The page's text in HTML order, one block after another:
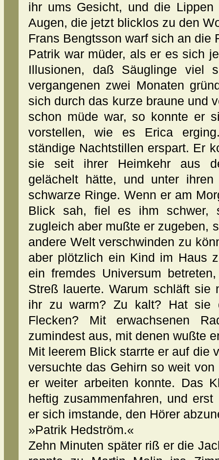
ihr ums Gesicht, und die
Augen, die jetzt blicklos zu den
Frans Bengtsson warf sich an die
Patrik war müder, als er es sich
Illusionen, daß Säuglinge viel
vergangenen zwei Monaten
sich durch das kurze braune und
schon müde war, so konnte er
vorstellen, wie es Erica
ständige Nachtstillen erspart. Er
sie seit ihrer Heimkehr aus
gelächelt hätte, und unter
schwarze Ringe. Wenn er am
Blick sah, fiel es ihm schwer,
zugleich aber mußte er zugeben,
andere Welt verschwinden zu
aber plötzlich ein Kind im Haus
ein fremdes Universum
Streß lauerte. Warum schläft sie
ihr zu warm? Zu kalt? Hat sie
Flecken? Mit erwachsenen
zumindest aus, mit denen wußte
Mit leerem Blick starrte er auf die
versuchte das Gehirn so weit
er weiter arbeiten konnte. Das
heftig zusammenfahren, und
er sich imstande, den Hörer
»Patrik Hedström.«
Zehn Minuten später riß er die